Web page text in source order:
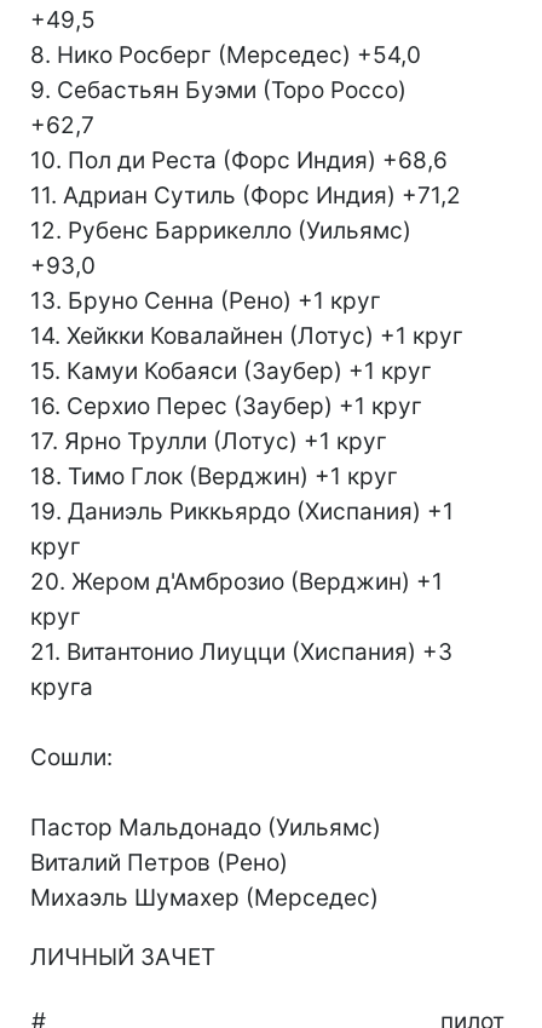
+49,5
8. Нико Росберг (Мерседес) +54,0
9. Себастьян Буэми (Торо Россо)
+62,7
10. Пол ди Реста (Форс Индия) +68,6
11. Адриан Сутиль (Форс Индия) +71,2
12. Рубенс Баррикелло (Уильямс)
+93,0
13. Бруно Сенна (Рено) +1 круг
14. Хейкки Ковалайнен (Лотус) +1 круг
15. Камуи Кобаяси (Заубер) +1 круг
16. Серхио Перес (Заубер) +1 круг
17. Ярно Трулли (Лотус) +1 круг
18. Тимо Глок (Вeрджин) +1 круг
19. Даниэль Риккьярдо (Хиспания) +1
круг
20. Жером д'Амброзио (Вeрджин) +1
круг
21. Витантонио Лиуцци (Хиспания) +3
круга
Сошли:
Пастор Мальдонадо (Уильямс)
Виталий Петров (Рено)
Михаэль Шумахер (Мерседес)
ЛИЧНЫЙ ЗАЧЕТ
# пилот